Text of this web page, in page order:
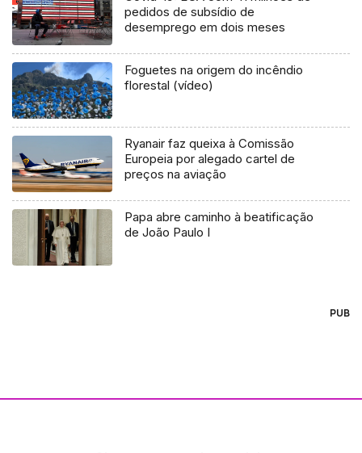
pedidos de subsídio de
desemprego em dois meses
Foguetes na origem do incêndio
florestal (vídeo)
Ryanair faz queixa à Comissão
Europeia por alegado cartel de
preços na aviação
Papa abre caminho à beatificação
de João Paulo I
PUB